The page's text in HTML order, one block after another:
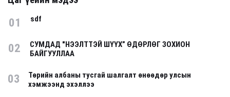
01 sdf
02
СУМДАД "НЭЭЛТТЭЙ ШҮҮХ” ӨДӨРЛӨГ ЗОХИОН
БАЙГУУЛЛАА
03
Төрийн албаны тусгай шалгалт өнөөдөр улсын
хэмжээнд эхэллээ